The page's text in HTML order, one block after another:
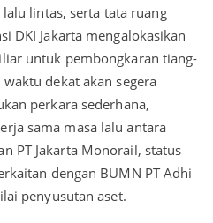
lintas, serta tata ruang
DKI Jakarta mengalokasikan
untuk pembongkaran tiang-
dekat akan segera
perkara sederhana,
sama masa lalu antara
PT Jakarta Monorail, status
dengan BUMN PT Adhi
penyusutan aset.